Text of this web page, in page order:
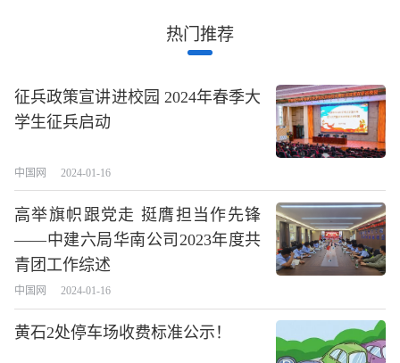
热门推荐
征兵政策宣讲进校园 2024年春季大
学生征兵启动
中国网 2024-01-16
高举旗帜跟党走 挺膺担当作先锋
——中建六局华南公司2023年度共
青团工作综述
中国网 2024-01-16
黄石2处停车场收费标准公示！